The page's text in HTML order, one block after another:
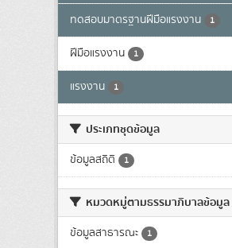
ทดสอบมาตรฐานฝีมือแรงงาน 1
ฝีมือแรงงาน 1
แรงงาน 1
ประเภทชุดข้อมูล
ข้อมูลสถิติ 1
หมวดหมู่ตามธรรมาภิบาลข้อมูล
ข้อมูลสาธารณะ 1